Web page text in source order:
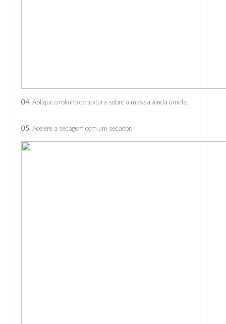
04.Aplique o rolinho de textura sobre a massa ainda úmida.
05.Acelere a secagem com um secador.